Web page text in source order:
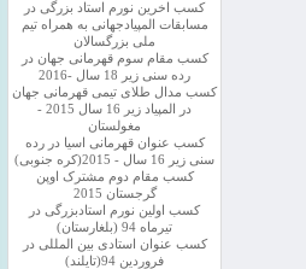
کسب اخرین نورم استاد بزرگی در
مسابقات المپیادجهانی به همراه تیم
ملی بزرگسالان
کسب مقام سوم قهرمانی جهان در
رده سنی زیر 18 سال -2016
کسب مدال طلای تیمی قهرمانی جهان
در المپیاد زیر 16 سال 2015 -
مغولستان
کسب عنوان قهرمانی اسیا در رده
سنی زیر 16 سال - 2015(کره جنوبی)
کسب مقام دوم مشترک اوپن
گرجستان 2015
کسب اولین نورم استادبزرگی در
تیرماه 94 (بلغارستان)
کسب عنوان استادی بین المللی در
فروردین 94(تایلند)